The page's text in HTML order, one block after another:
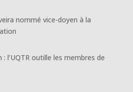
nommé vice-doyen à la
l’UQTR outille les membres de